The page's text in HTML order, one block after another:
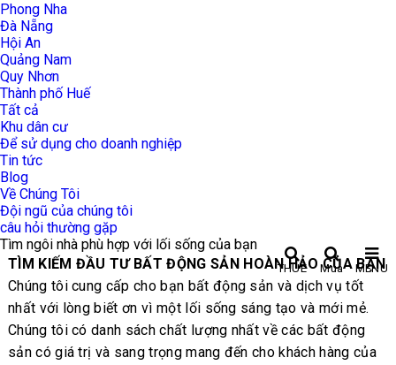
Phong Nha
Đà Nẵng
Hội An
Quảng Nam
Quy Nhơn
Thành phố Huế
Tất cả
Khu dân cư
Để sử dụng cho doanh nghiệp
Tin tức
Blog
Về Chúng Tôi
Đội ngũ của chúng tôi
câu hỏi thường gặp
MENU
Mua
THUÊ
Tìm ngôi nhà phù hợp với lối sống của bạn
TÌM KIẾM ĐẦU TƯ BẤT ĐỘNG SẢN HOÀN HẢO CỦA BẠN
Chúng tôi cung cấp cho bạn bất động sản và dịch vụ tốt
nhất với lòng biết ơn vì một lối sống sáng tạo và mới mẻ.
Chúng tôi có danh sách chất lượng nhất về các bất động
sản có giá trị và sang trọng mang đến cho khách hàng của